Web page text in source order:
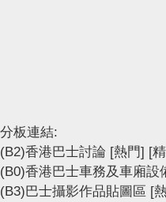
分板連結:
(B2)香港巴士討論 [熱門] [
(B0)香港巴士車務及車廂設
(B3)巴士攝影作品貼圖區 [